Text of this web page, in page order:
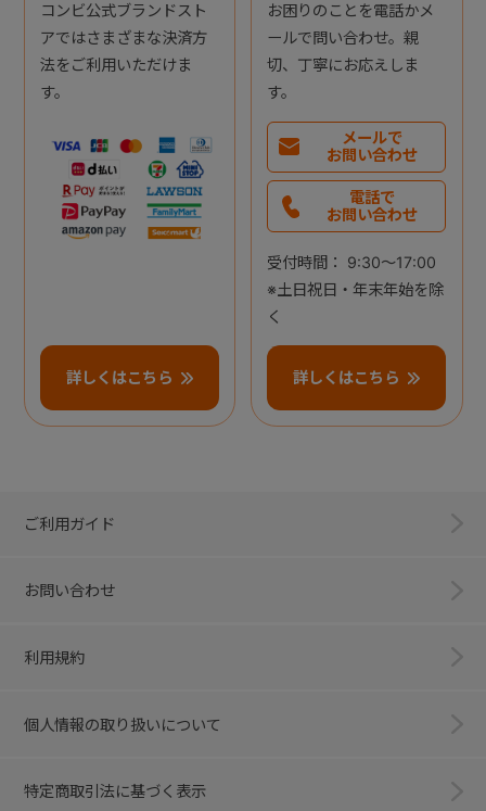
コンビ公式ブランドスト
アではさまざまな決済方
法をご利用いただけま
す。
詳しくはこちら
お困りのことを電話かメ
ールで問い合わせ。親
切、丁寧にお応えしま
す。
メールで
お問い合わせ
電話で
お問い合わせ
受付時間： 9:30～17:00
※土日祝日・年末年始を除
く
詳しくはこちら
ご利用ガイド
お問い合わせ
利用規約
個人情報の取り扱いについて
特定商取引法に基づく表示